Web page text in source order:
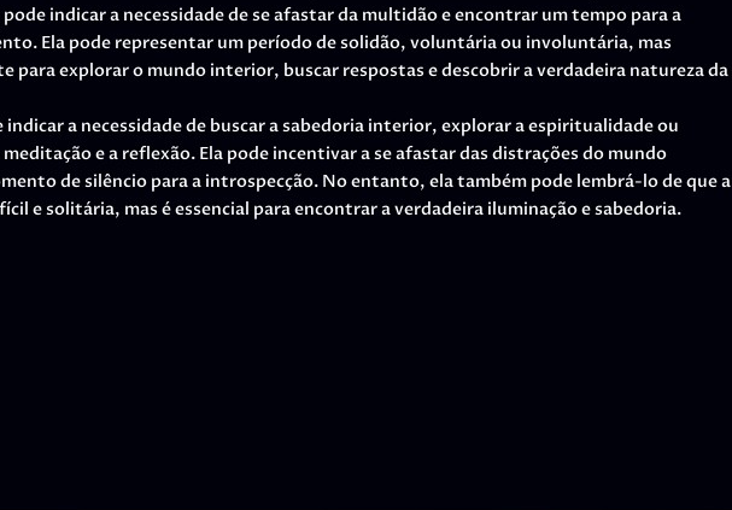
indicar a necessidade de se afastar da multidão e encontrar um tempo para a
Ela pode representar um período de solidão, voluntária ou involuntária, mas
para explorar o mundo interior, buscar respostas e descobrir a verdadeira natureza da
indicar a necessidade de buscar a sabedoria interior, explorar a espiritualidade ou
e a reflexão. Ela pode incentivar a se afastar das distrações do mundo
de silêncio para a introspecção. No entanto, ela também pode lembrá-lo de que a
e solitária, mas é essencial para encontrar a verdadeira iluminação e sabedoria.